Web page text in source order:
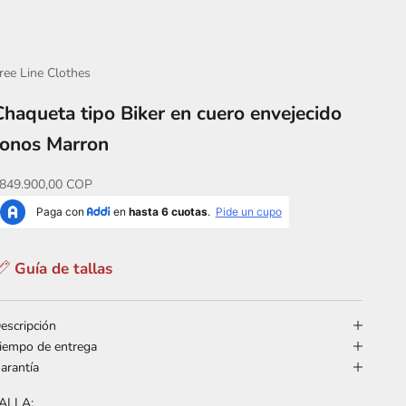
Line Clothes
tipo Biker en cuero envejecido
Marron
de ofertaCOP
Guía de tallas
de entrega